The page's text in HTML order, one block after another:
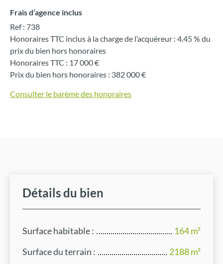
Frais d’agence inclus
Ref : 738
Honoraires TTC inclus à la charge de l’acquéreur : 4.45 % du
prix du bien hors honoraires
Honoraires TTC : 17 000 €
Prix du bien hors honoraires : 382 000 €
Consulter le barème des honoraires
Détails du bien
Surface habitable :
164 m²
Surface du terrain :
2188 m²